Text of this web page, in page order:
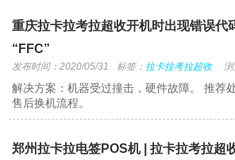
重庆拉卡拉考拉超收开机时出现错误代
“FFC”
发布时间：2020/05/31 标签： 拉卡拉考拉超收
解决方案：机器受过撞击，硬件故障。 推荐
售后换机流程。
郑州拉卡拉电签POS机 | 拉卡拉考拉超